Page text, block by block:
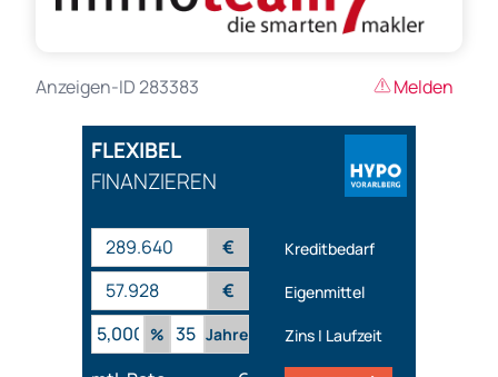
Anzeigen-ID 283383 Melden
FLEXIBEL
FINANZIEREN
€ Kreditbedarf
€
Eigenmittel
%
Jahre Zins | Laufzeit